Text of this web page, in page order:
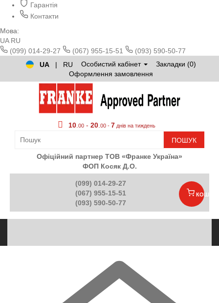
Гарантія
Контакти
Мова:
UA RU
(099) 014-29-27
(067) 955-15-51
(093) 590-50-77
UA
| RU Особистий кабінет
Закладки (0)
Оформлення замовлення
10 00 - 20 00 - 7 днів на тиждень
ПОШУК
Офіційний партнер ТОВ «Франке Україна»
ФОП Косяк Д.О.
(099) 014-29-27
(067) 955-15-51
(093) 590-50-77
КОШИК